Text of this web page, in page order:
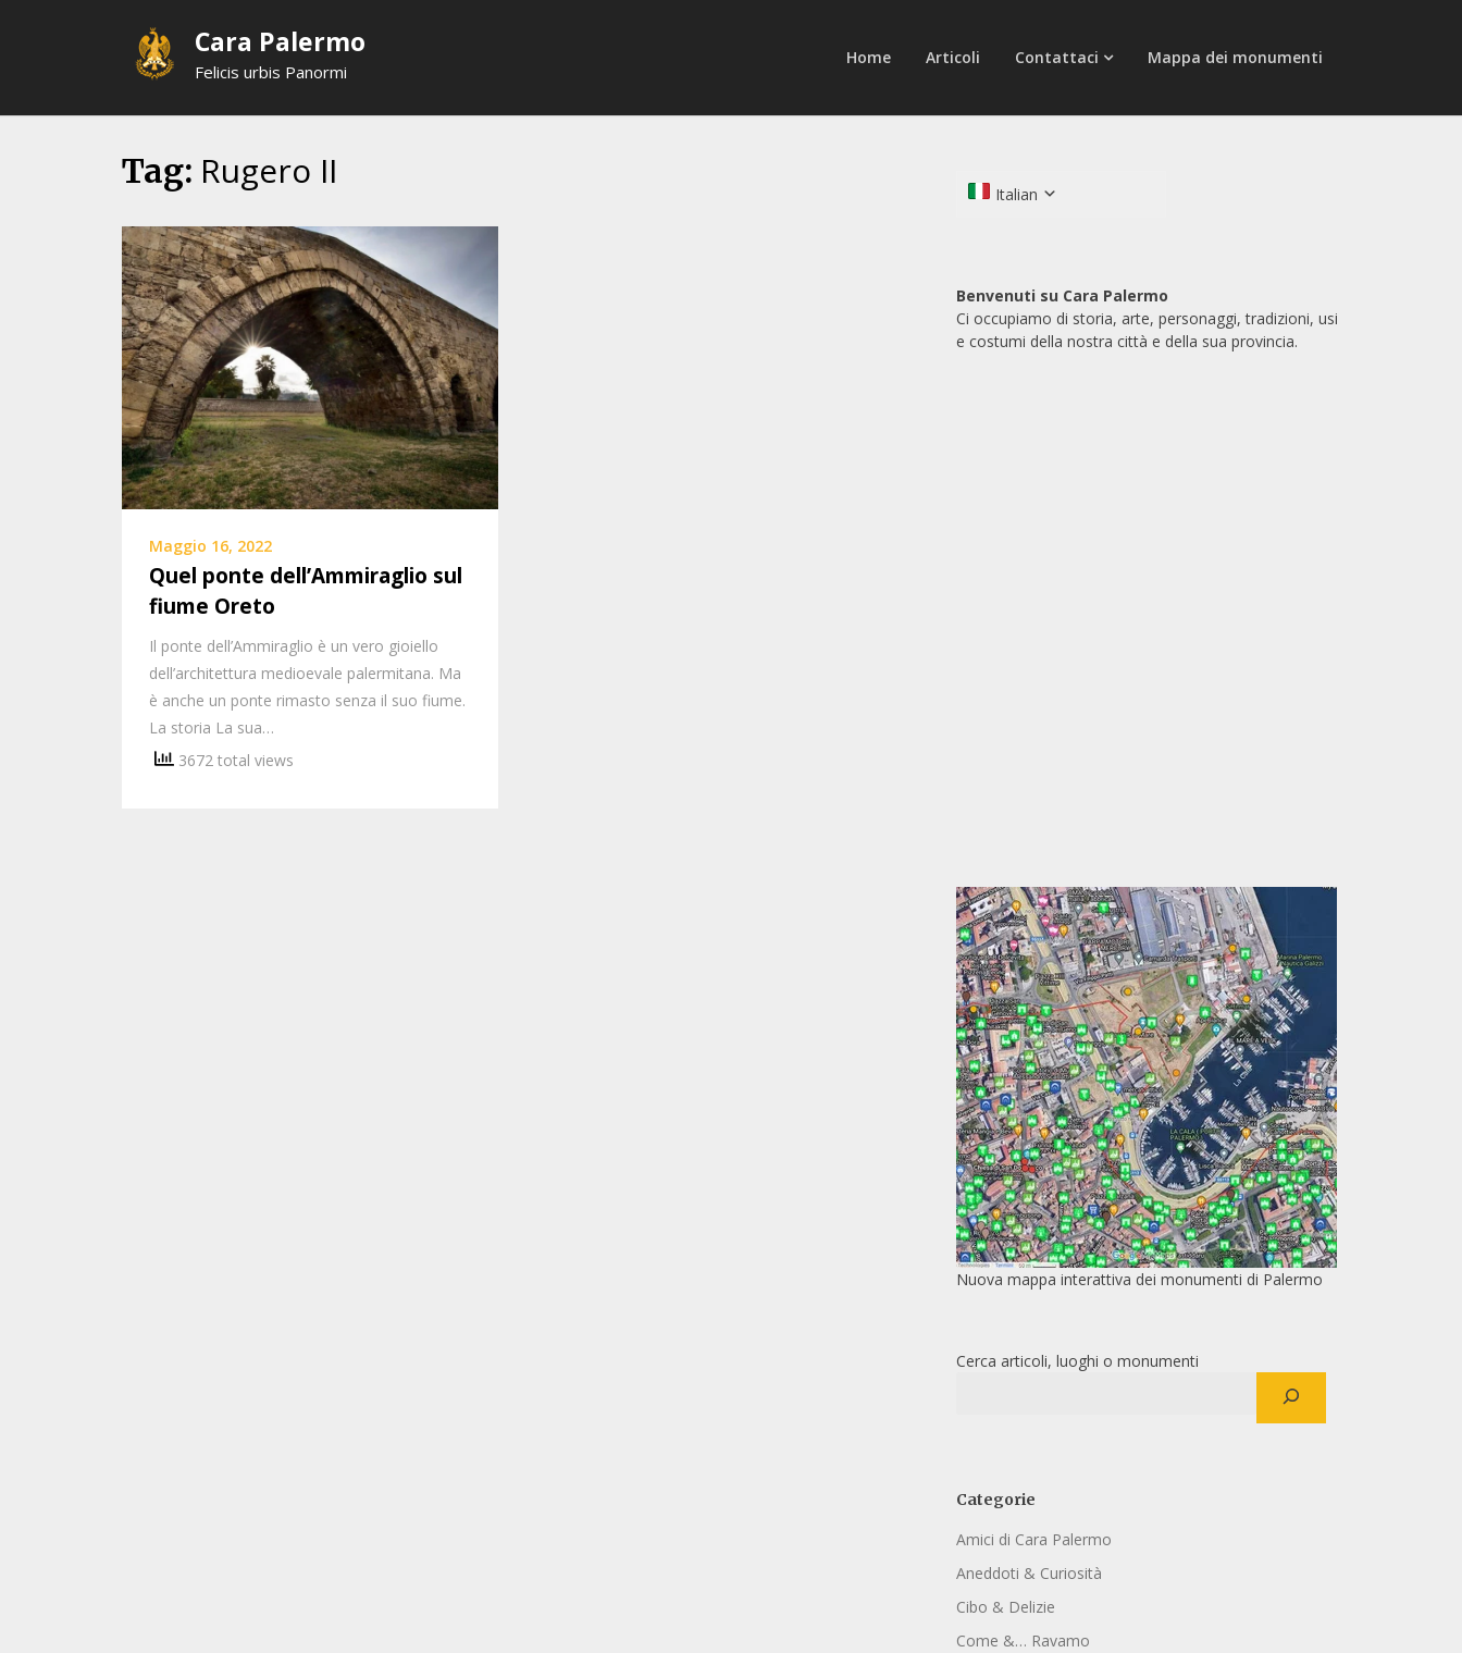
Cara Palermo
Felicis urbis Panormi
Home Articoli Contattaci Mappa dei monumenti
Tag: Rugero II
Maggio 16, 2022
Quel ponte dell’Ammiraglio sul
fiume Oreto
Il ponte dell’Ammiraglio è un vero gioiello
dell’architettura medioevale palermitana. Ma
è anche un ponte rimasto senza il suo fiume.
La storia La sua…
3672 total views
Italian
Benvenuti su Cara Palermo
Ci occupiamo di storia, arte, personaggi, tradizioni, usi
e costumi della nostra città e della sua provincia.
Nuova mappa interattiva dei monumenti di Palermo
Cerca articoli, luoghi o monumenti
Categorie
Amici di Cara Palermo
Aneddoti & Curiosità
Cibo & Delizie
Come &… Ravamo